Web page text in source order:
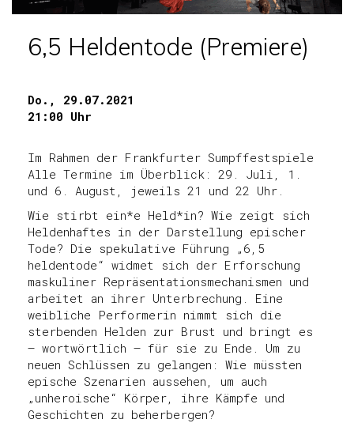
6,5 Heldentode (Premiere)
Do., 29.07.2021
21:00 Uhr
Im Rahmen der Frankfurter Sumpffestspiele
Alle Termine im Überblick: 29. Juli, 1.
und 6. August, jeweils 21 und 22 Uhr.
Wie stirbt ein*e Held*in? Wie zeigt sich
Heldenhaftes in der Darstellung epischer
Tode? Die spekulative Führung „6,5
heldentode“ widmet sich der Erforschung
maskuliner Repräsentationsmechanismen und
arbeitet an ihrer Unterbrechung. Eine
weibliche Performerin nimmt sich die
sterbenden Helden zur Brust und bringt es
– wortwörtlich – für sie zu Ende. Um zu
neuen Schlüssen zu gelangen: Wie müssten
epische Szenarien aussehen, um auch
„unheroische“ Körper, ihre Kämpfe und
Geschichten zu beherbergen?